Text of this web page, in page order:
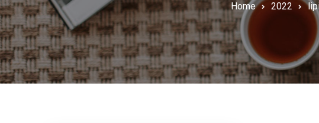
Home 2022